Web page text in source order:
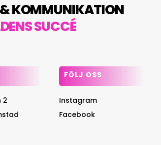
KOMMUNIKATION
SUCCÉ
2
FÖLJ OSS
Instagram
Facebook